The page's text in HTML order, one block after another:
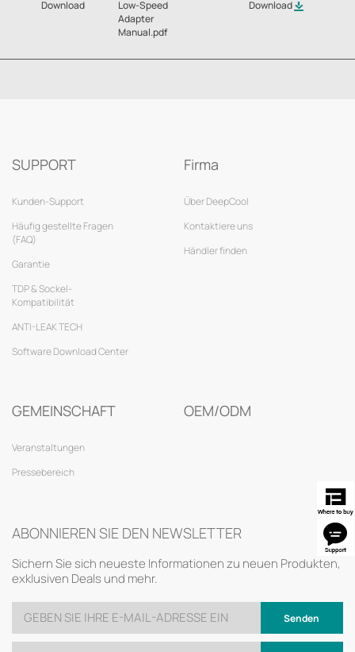
Download
Low-Speed
Adapter
Manual.pdf
Download
SUPPORT
Kunden-Support
Häufig gestellte Fragen
(FAQ)
Garantie
TDP & Sockel-
Kompatibilität
ANTI-LEAK TECH
Software Download Center
Firma
Über DeepCool
Kontaktiere uns
Händler finden
GEMEINSCHAFT
Veranstaltungen
Pressebereich
OEM/ODM
ABONNIEREN SIE DEN NEWSLETTER
Sichern Sie sich neueste Informationen zu neuen Produkten,
exklusiven Deals und mehr.
Senden